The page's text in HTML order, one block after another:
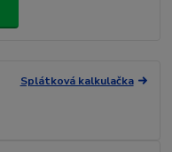
Splátková kalkulačka